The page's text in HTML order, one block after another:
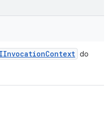
IInvocationContext do